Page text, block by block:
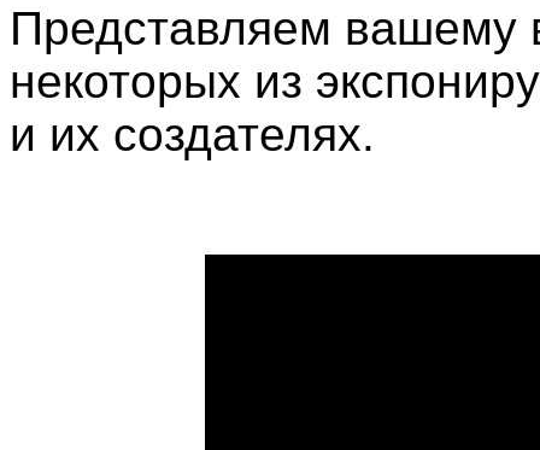
Представляем вашему
некоторых из
и их создателях.